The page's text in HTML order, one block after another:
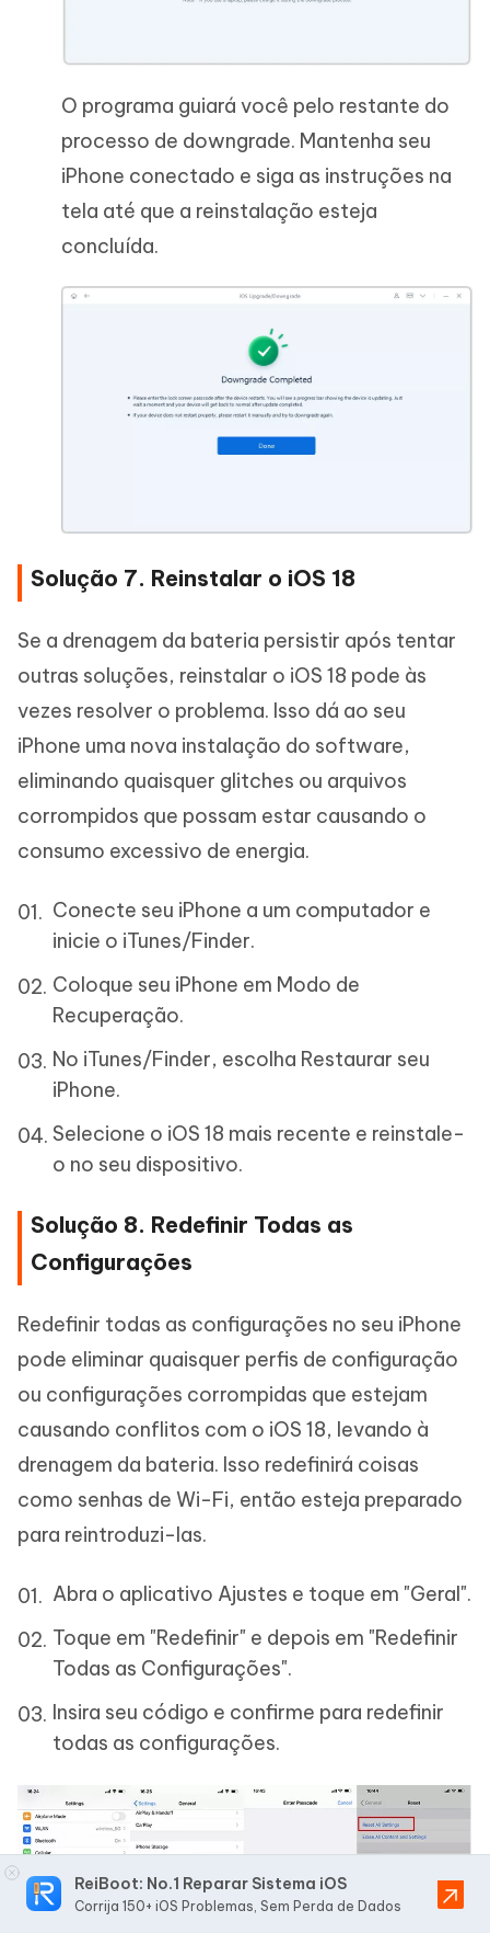
O programa guiará você pelo restante do
processo de downgrade. Mantenha seu
iPhone conectado e siga as instruções na
tela até que a reinstalação esteja
concluída.
Solução 7. Reinstalar o iOS 18
Se a drenagem da bateria persistir após tentar
outras soluções, reinstalar o iOS 18 pode às
vezes resolver o problema. Isso dá ao seu
iPhone uma nova instalação do software,
eliminando quaisquer glitches ou arquivos
corrompidos que possam estar causando o
consumo excessivo de energia.
Conecte seu iPhone a um computador e
inicie o iTunes/Finder.
Coloque seu iPhone em Modo de
Recuperação.
No iTunes/Finder, escolha Restaurar seu
iPhone.
Selecione o iOS 18 mais recente e reinstale-
o no seu dispositivo.
Solução 8. Redefinir Todas as
Configurações
Redefinir todas as configurações no seu iPhone
pode eliminar quaisquer perfis de configuração
ou configurações corrompidas que estejam
causando conflitos com o iOS 18, levando à
drenagem da bateria. Isso redefinirá coisas
como senhas de Wi-Fi, então esteja preparado
para reintroduzi-las.
Abra o aplicativo Ajustes e toque em "Geral".
Toque em "Redefinir" e depois em "Redefinir
Todas as Configurações".
Insira seu código e confirme para redefinir
todas as configurações.
ReiBoot: No.1 Reparar Sistema iOS
Corrija 150+ iOS Problemas, Sem Perda de Dados